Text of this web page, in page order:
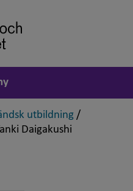
utbildning ,
/
Daigakushi